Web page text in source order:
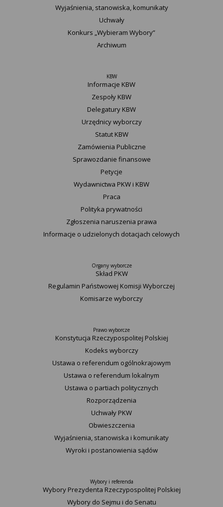
Wyjaśnienia, stanowiska, komunikaty
Uchwały
Konkurs „Wybieram Wybory”
Archiwum
KBW
Informacje KBW
Zespoły KBW
Delegatury ​KBW
Urzędnicy wyborczy
Statut K​BW
Zamówienia Publiczne
Sprawozdanie finansowe
Petycje
Wydawnictwa PKW i KBW
Praca
Polityka prywatności
Zgłoszenia naruszenia prawa
Informacje o udzielonych dotacjach celowych
Organy wyborcze
Skład PKW
Regulamin Państwowej Komisji Wyborczej
Komisarze wyborczy
Prawo wyborcze
Konstytucja Rzeczypospolitej Polskiej​
Kodeks wyborczy
Ustawa o referendum ogólnokrajowym
Ustawa o referendum lokalnym
Ustawa o partiach politycznych
Rozporządzenia
Uchwały PKW
Obwieszczenia
Wyjaśnienia, stanowiska i komunikaty
Wyroki i postanowienia sądów
Wybory i referenda
Wybory Prezydenta Rzeczypospolitej Polskiej
Wybory do Sejmu i do Senatu